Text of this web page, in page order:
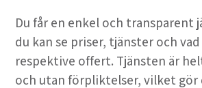
Du får en enkel och transparent
du kan se priser, tjänster och
respektive offert. Tjänsten är
och utan förpliktelser, vilket